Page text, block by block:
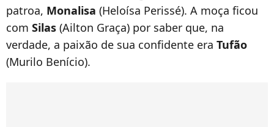
patroa, Monalisa (Heloísa Perissé). A moça ficou
com Silas (Ailton Graça) por saber que, na
verdade, a paixão de sua confidente era Tufão
(Murilo Benício).